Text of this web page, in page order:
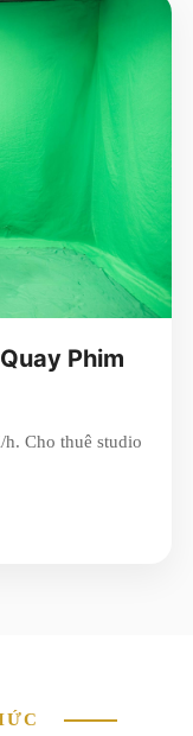
Phim
Cho thuê studio